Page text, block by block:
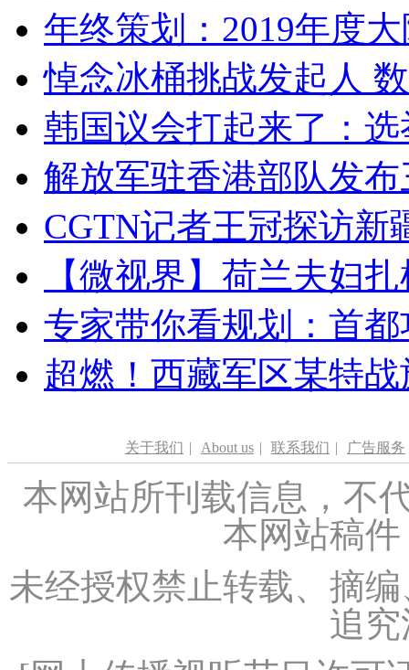
年终策划：2019年度
悼念冰桶挑战发起人
韩国议会打起来了：
解放军驻香港部队发
CGTN记者王冠探访新
【微视界】荷兰夫妇
专家带你看规划：首
超燃！西藏军区某特
关于我们 | About us | 联系我们 | 广告服务
本网站所刊载信息，不
本网站稿
未经授权禁止转载、摘
追